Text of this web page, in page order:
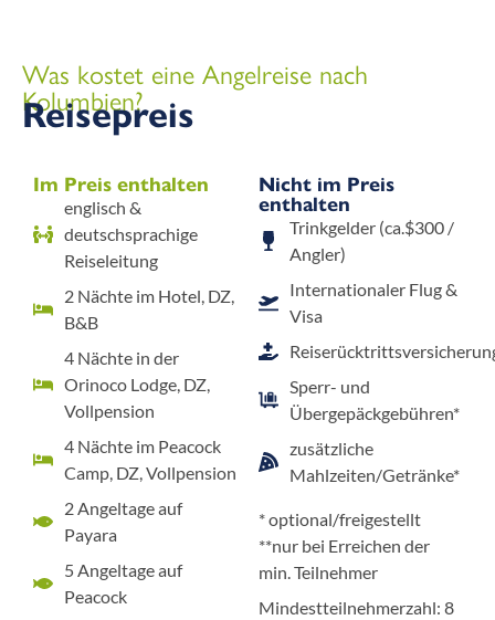
Was kostet eine Angelreise nach
Kolumbien?
Reisepreis
Im Preis enthalten
englisch &
deutschsprachige
Reiseleitung
2 Nächte im Hotel, DZ,
B&B
4 Nächte in der
Orinoco Lodge, DZ,
Vollpension
4 Nächte im Peacock
Camp, DZ, Vollpension
2 Angeltage auf
Payara
5 Angeltage auf
Peacock
Nicht im Preis
enthalten
Trinkgelder (ca.$300 /
Angler)
Internationaler Flug &
Visa
Sperr- und
Übergepäckgebühren*
zusätzliche
Mahlzeiten/Getränke*
* optional/freigestellt
**nur bei Erreichen der
min. Teilnehmer
Mindestteilnehmerzahl: 8